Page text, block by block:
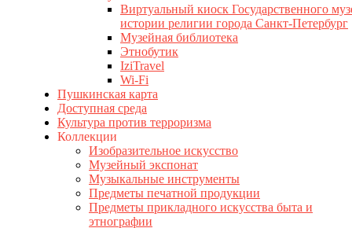
Виртуальный киоск Государственного
истории религии города Санкт-Петербург
Музейная библиотека
Этнобутик
IziTravel
Wi-Fi
Пушкинская карта
Доступная среда
Культура против терроризма
Коллекции
Изобразительное искусство
Музейный экспонат
Музыкальные инструменты
Предметы печатной продукции
Предметы прикладного искусства быта и
этнографии